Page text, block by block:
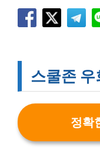
스쿨존 우
정확